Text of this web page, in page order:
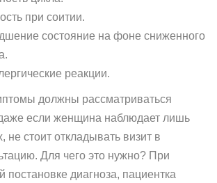
при соитии.
состояние на фоне сниженного
реакции.
должны рассматриваться
если женщина наблюдает лишь
не стоит откладывать визит в
Для чего это нужно? При
постановке диагноза, пациентка